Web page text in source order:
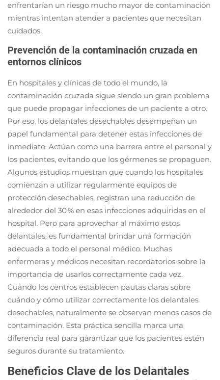
enfrentarían un riesgo mucho mayor de contaminación
mientras intentan atender a pacientes que necesitan
cuidados.
Prevención de la contaminación cruzada en
entornos clínicos
En hospitales y clínicas de todo el mundo, la
contaminación cruzada sigue siendo un gran problema
que puede propagar infecciones de un paciente a otro.
Por eso, los delantales desechables desempeñan un
papel fundamental para detener estas infecciones de
inmediato. Actúan como una barrera entre el personal y
los pacientes, evitando que los gérmenes se propaguen.
Algunos estudios muestran que cuando los hospitales
comienzan a utilizar regularmente equipos de
protección desechables, registran una reducción de
alrededor del 30 % en esas infecciones adquiridas en el
hospital. Pero para aprovechar al máximo estos
delantales, es fundamental brindar una formación
adecuada a todo el personal médico. Muchas
enfermeras y médicos necesitan recordatorios sobre la
importancia de usarlos correctamente cada vez.
Cuando los centros establecen pautas claras sobre
cuándo y cómo utilizar correctamente los delantales
desechables, naturalmente se observan menos casos de
contaminación. Esta práctica sencilla marca una
diferencia real para garantizar que los pacientes estén
seguros durante su tratamiento.
Beneficios Clave de los Delantales